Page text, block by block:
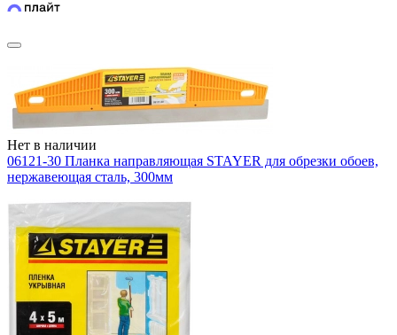
Нет в наличии
06121-30 Планка направляющая STAYER для обрезки обоев,
нержавеющая сталь, 300мм